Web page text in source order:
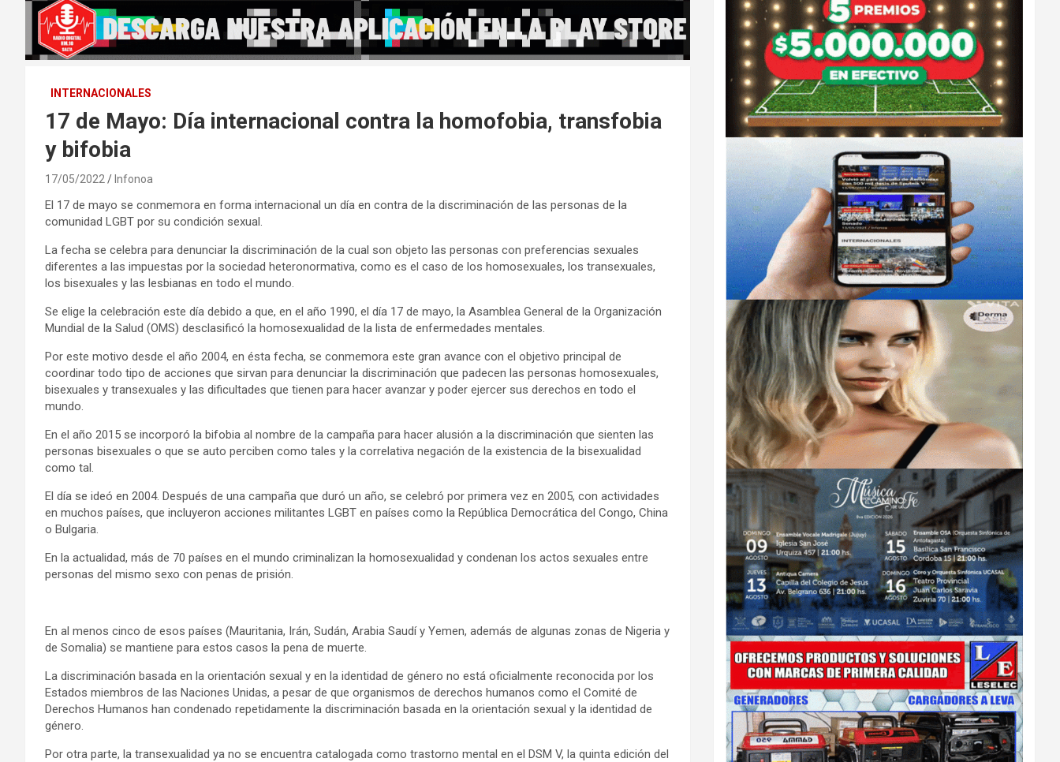
INTERNACIONALES
17 de Mayo: Día internacional contra la homofobia, transfobia
y bifobia
17/05/2022 Infonoa
El 17 de mayo se conmemora en forma internacional un día en contra de la discriminación de las personas de la
comunidad LGBT por su condición sexual.
La fecha se celebra para denunciar la discriminación de la cual son objeto las personas con preferencias sexuales
diferentes a las impuestas por la sociedad heteronormativa, como es el caso de los homosexuales, los transexuales,
los bisexuales y las lesbianas en todo el mundo.
Se elige la celebración este día debido a que, en el año 1990, el día 17 de mayo, la Asamblea General de la Organización
Mundial de la Salud (OMS) desclasificó la homosexualidad de la lista de enfermedades mentales.
Por este motivo desde el año 2004, en ésta fecha, se conmemora este gran avance con el objetivo principal de
coordinar todo tipo de acciones que sirvan para denunciar la discriminación que padecen las personas homosexuales,
bisexuales y transexuales y las dificultades que tienen para hacer avanzar y poder ejercer sus derechos en todo el
mundo.
En el año 2015 se incorporó la bifobia al nombre de la campaña para hacer alusión a la discriminación que sienten las
personas bisexuales o que se auto perciben como tales y la correlativa negación de la existencia de la bisexualidad
como tal.
El día se ideó en 2004. Después de una campaña que duró un año, se celebró por primera vez en 2005, con actividades
en muchos países, que incluyeron acciones militantes LGBT en países como la República Democrática del Congo, China
o Bulgaria.
En la actualidad, más de 70 países en el mundo criminalizan la homosexualidad y condenan los actos sexuales entre
personas del mismo sexo con penas de prisión.
En al menos cinco de esos países (Mauritania, Irán, Sudán, Arabia Saudí y Yemen, además de algunas zonas de Nigeria y
de Somalia) se mantiene para estos casos la pena de muerte.
La discriminación basada en la orientación sexual y en la identidad de género no está oficialmente reconocida por los
Estados miembros de las Naciones Unidas, a pesar de que organismos de derechos humanos como el Comité de
Derechos Humanos han condenado repetidamente la discriminación basada en la orientación sexual y la identidad de
género.
Por otra parte, la transexualidad ya no se encuentra catalogada como trastorno mental en el DSM V, la quinta edición del